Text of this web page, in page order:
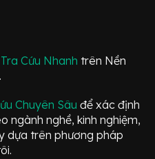
Tra Cứu Nhanh trên Nền
Chuyên Sâuđể xác định
ngành nghề, kinh nghiệm,
dựa trên phương pháp